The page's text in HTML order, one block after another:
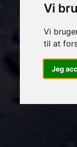
Vi
Vi
til at
Jeg